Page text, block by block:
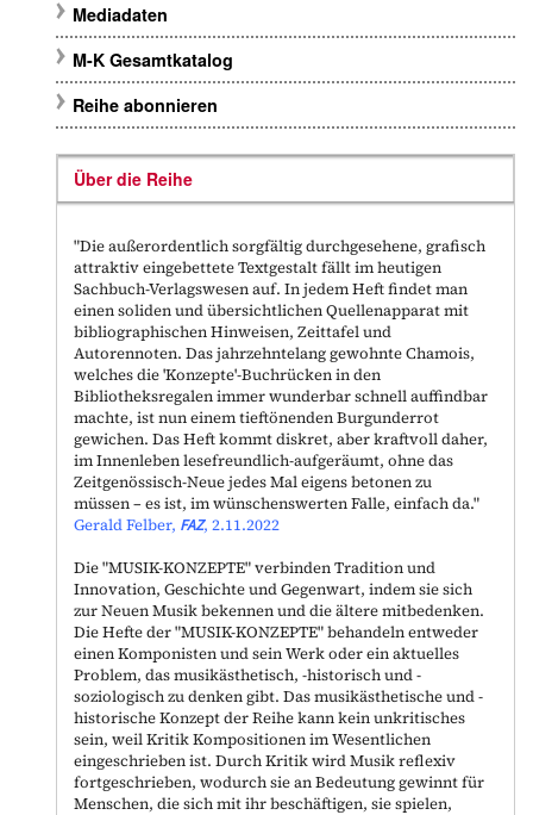
Mediadaten
M-K Gesamtkatalog
Reihe abonnieren
Über die Reihe
"Die außerordentlich sorgfältig durchgesehene, grafisch
attraktiv eingebettete Textgestalt fällt im heutigen
Sachbuch-Verlagswesen auf. In jedem Heft findet man
einen soliden und übersichtlichen Quellenapparat mit
bibliographischen Hinweisen, Zeittafel und
Autorennoten. Das jahrzehntelang gewohnte Chamois,
welches die 'Konzepte'-Buchrücken in den
Bibliotheksregalen immer wunderbar schnell auffindbar
machte, ist nun einem tieftönenden Burgunderrot
gewichen. Das Heft kommt diskret, aber kraftvoll daher,
im Innenleben lesefreundlich-aufgeräumt, ohne das
Zeitgenössisch-Neue jedes Mal eigens betonen zu
müssen – es ist, im wünschenswerten Falle, einfach da."
Gerald Felber, FAZ, 2.11.2022
Die "MUSIK-KONZEPTE" verbinden Tradition und
Innovation, Geschichte und Gegenwart, indem sie sich
zur Neuen Musik bekennen und die ältere mitbedenken.
Die Hefte der "MUSIK-KONZEPTE" behandeln entweder
einen Komponisten und sein Werk oder ein aktuelles
Problem, das musikästhetisch, -historisch und -
soziologisch zu denken gibt. Das musikästhetische und -
historische Konzept der Reihe kann kein unkritisches
sein, weil Kritik Kompositionen im Wesentlichen
eingeschrieben ist. Durch Kritik wird Musik reflexiv
fortgeschrieben, wodurch sie an Bedeutung gewinnt für
Menschen, die sich mit ihr beschäftigen, sie spielen,